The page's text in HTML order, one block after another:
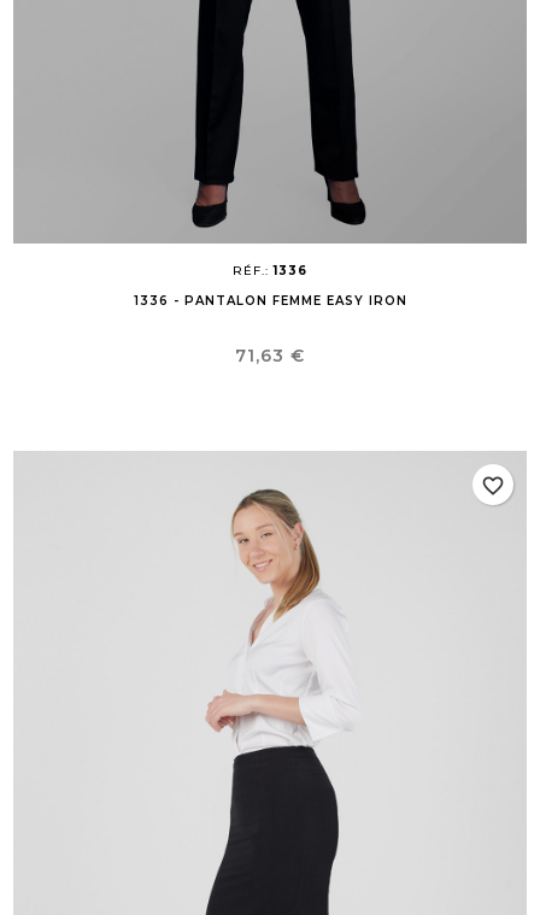
RÉF.:1336
1336 - PANTALON FEMME EASY IRON
Prix
71,63 €
favorite_border